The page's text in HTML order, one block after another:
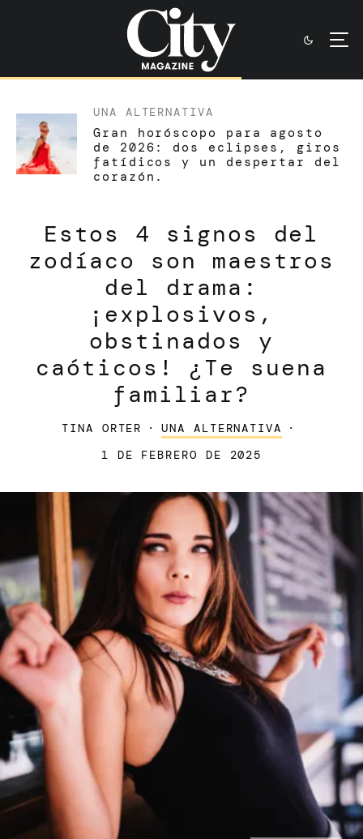
UNA ALTERNATIVA
Gran horóscopo para agosto
de 2026: dos eclipses, giros
fatídicos y un despertar del
corazón.
Estos 4 signos del
zodíaco son maestros
del drama:
¡explosivos,
obstinados y
caóticos! ¿Te suena
familiar?
TINA ORTER · UNA ALTERNATIVA
·
1 DE FEBRERO DE 2025